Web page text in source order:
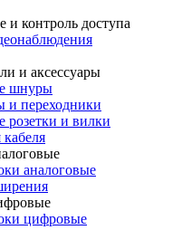
и контроль доступа
и аксессуары
шнуры
и переходники
розетки и вилки
аналоговые
цифровые